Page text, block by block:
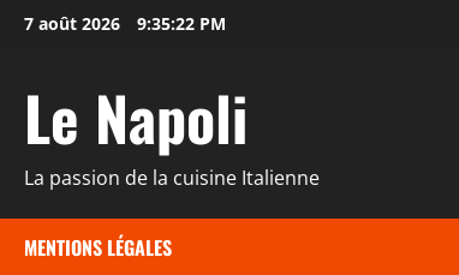
Passer
7 août 2026 9:35:23 PM
Le Napoli
La passion de la cuisine Italienne
MENTIONS LÉGALES